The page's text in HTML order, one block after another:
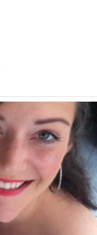
Lucy
Elizabeth como
Para salvar sua
decadente ajuda uma
fugir de um asilo em troca